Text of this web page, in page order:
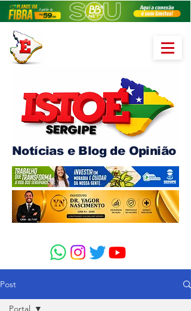
Notícias e Blog de Opinião
Post
Portal